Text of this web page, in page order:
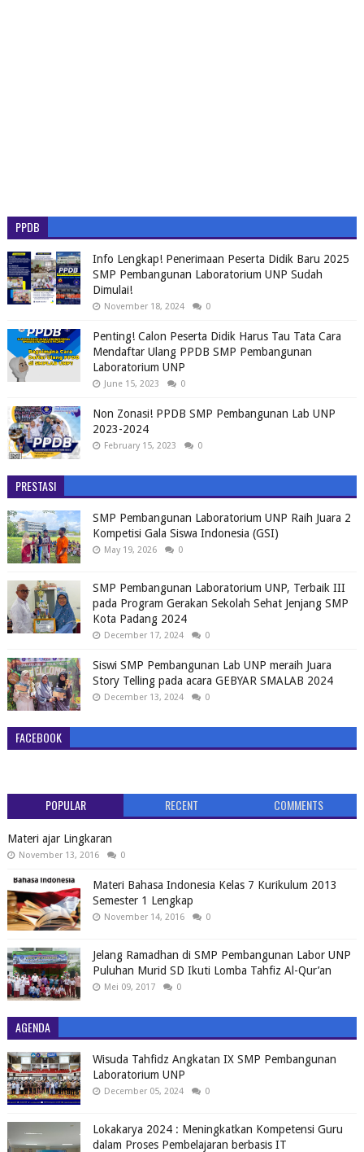
PPDB
Info Lengkap! Penerimaan Peserta Didik Baru 2025
SMP Pembangunan Laboratorium UNP Sudah
Dimulai!
November 18, 2024 0
Penting! Calon Peserta Didik Harus Tau Tata Cara
Mendaftar Ulang PPDB SMP Pembangunan
Laboratorium UNP
June 15, 2023 0
Non Zonasi! PPDB SMP Pembangunan Lab UNP
2023-2024
February 15, 2023 0
PRESTASI
SMP Pembangunan Laboratorium UNP Raih Juara 2
Kompetisi Gala Siswa Indonesia (GSI)
May 19, 2026 0
SMP Pembangunan Laboratorium UNP, Terbaik III
pada Program Gerakan Sekolah Sehat Jenjang SMP
Kota Padang 2024
December 17, 2024 0
Siswi SMP Pembangunan Lab UNP meraih Juara
Story Telling pada acara GEBYAR SMALAB 2024
December 13, 2024 0
FACEBOOK
POPULAR RECENT COMMENTS
Materi ajar Lingkaran
November 13, 2016 0
Materi Bahasa Indonesia Kelas 7 Kurikulum 2013
Semester 1 Lengkap
November 14, 2016 0
Jelang Ramadhan di SMP Pembangunan Labor UNP
Puluhan Murid SD Ikuti Lomba Tahfiz Al-Qur’an
Mei 09, 2017 0
AGENDA
Wisuda Tahfidz Angkatan IX SMP Pembangunan
Laboratorium UNP
December 05, 2024 0
Lokakarya 2024 : Meningkatkan Kompetensi Guru
dalam Proses Pembelajaran berbasis IT